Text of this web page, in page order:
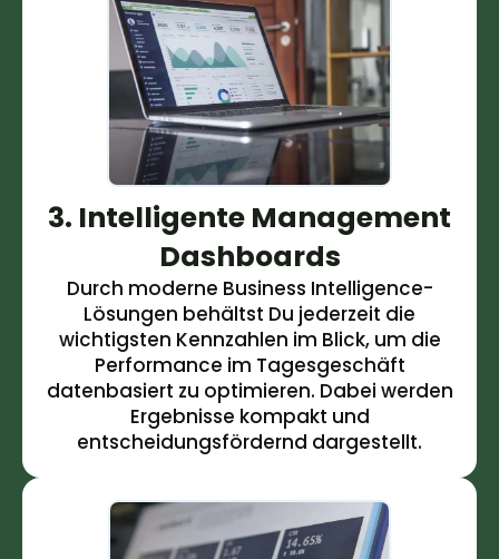
3. Intelligente Management
Dashboards
Durch moderne Business Intelligence-
Lösungen behältst Du jederzeit die
wichtigsten Kennzahlen im Blick, um die
Performance im Tagesgeschäft
datenbasiert zu optimieren. Dabei werden
Ergebnisse kompakt und
entscheidungsfördernd dargestellt.